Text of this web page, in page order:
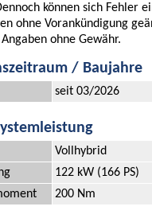
können sich Fehler
ohne Vorankündigung
ohne Gewähr.
/ Baujahre
seit 03/2026
Vollhybrid
122 kW (166 PS)
200 Nm